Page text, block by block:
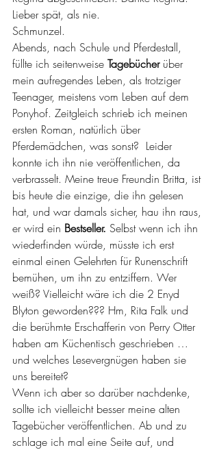
Lieber spät, als nie.
Schmunzel.
Abends, nach Schule und Pferdestall,
füllte ich seitenweise Tagebücher über
mein aufregendes Leben, als trotziger
Teenager, meistens vom Leben auf dem
Ponyhof. Zeitgleich schrieb ich meinen
ersten Roman, natürlich über
Pferdemädchen, was sonst?  Leider
konnte ich ihn nie veröffentlichen, da
verbrasselt. Meine treue Freundin Britta, ist
bis heute die einzige, die ihn gelesen
hat, und war damals sicher, hau ihn raus,
er wird ein Bestseller. Selbst wenn ich ihn
wiederfinden würde, müsste ich erst
einmal einen Gelehrten für Runenschrift
bemühen, um ihn zu entziffern. Wer
weiß? Vielleicht wäre ich die 2 Enyd
Blyton geworden??? Hm, Rita Falk und
die berühmte Erschafferin von Perry Otter
haben am Küchentisch geschrieben …
und welches Lesevergnügen haben sie
uns bereitet?
Wenn ich aber so darüber nachdenke,
sollte ich vielleicht besser meine alten
Tagebücher veröffentlichen. Ab und zu
schlage ich mal eine Seite auf, und